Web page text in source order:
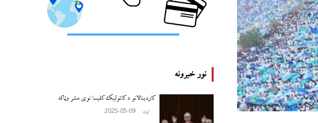
نور خبرونه
کاردینالانو د کاتولیک کلیسا نوی مشر وټاکه
نړۍ 2025-05-09